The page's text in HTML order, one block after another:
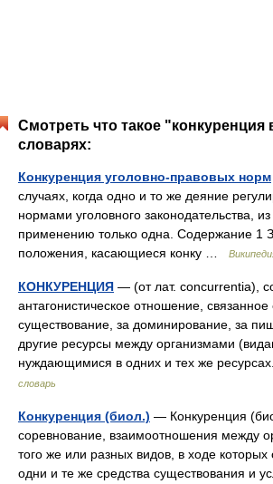
Смотреть что такое "конкуренция
словарях:
Конкуренция уголовно-правовых норм
случаях, когда одно и то же деяние
нормами уголовного законодательства,
применению только одна. Содержание 1
положения, касающиеся конку …
КОНКУРЕНЦИЯ — (от лат. concurrentia),
антагонистическое отношение, связанное
существование, за доминирование, за
другие ресурсы между организмами
нуждающимися в одних и тех же
словарь
Конкуренция (биол.) — Конкуренция
соревнование, взаимоотношения между
того же или разных видов, в ходе которых
одни и те же средства существования и